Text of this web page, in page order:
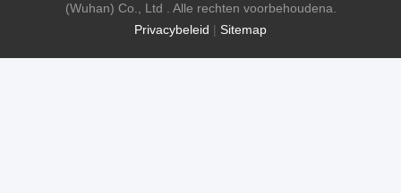
Privacybeleid | Sitemap
(Wuhan) Co., Ltd . Alle rechten voorbehoudena.